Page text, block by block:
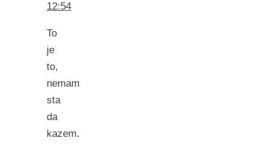
12:54
To
je
to,
nemam
sta
da
kazem.